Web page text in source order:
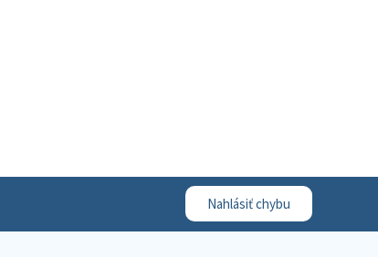
Nahlásiť chybu